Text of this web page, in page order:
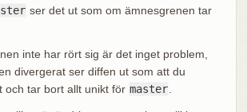
ser det ut som om ämnesgrenen tar
inte har rört sig är det inget problem,
divergerat ser diffen ut som att du
och tar bort allt unikt för master